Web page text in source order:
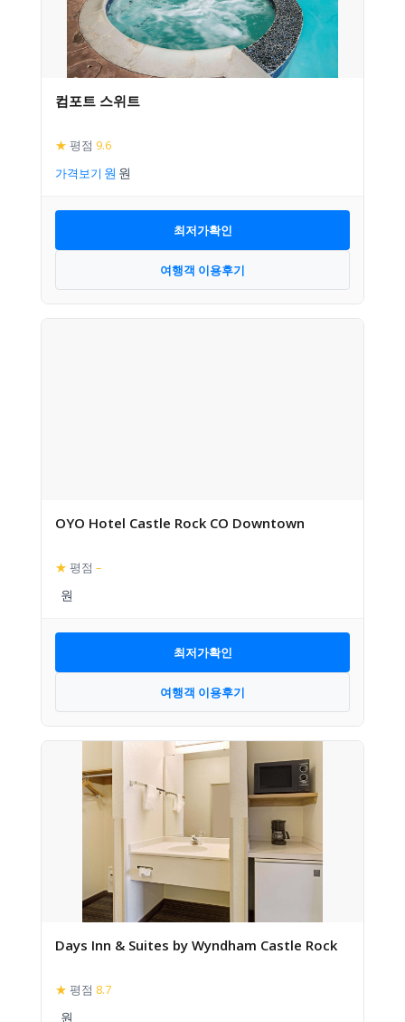
컴포트 스위트
★ 평점 9.6
가격보기
최저가확인
여행객 이용후기
OYO Hotel Castle Rock CO Downtown
★ 평점 –
최저가확인
여행객 이용후기
Days Inn & Suites by Wyndham Castle Rock
★ 평점 8.7